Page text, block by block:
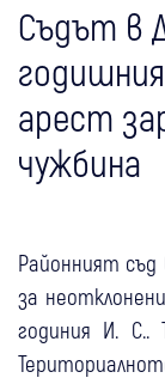
Съдът в
арест
чужбина
Районният
за
годиния И. С..